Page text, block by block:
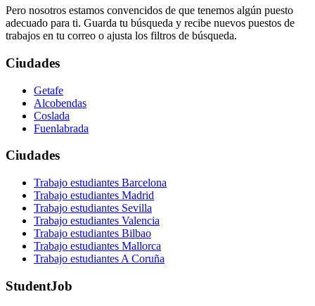
Pero nosotros estamos convencidos de que tenemos algún puesto
adecuado para ti. Guarda tu búsqueda y recibe nuevos puestos de
trabajos en tu correo o ajusta los filtros de búsqueda.
Ciudades
Getafe
Alcobendas
Coslada
Fuenlabrada
Ciudades
Trabajo estudiantes Barcelona
Trabajo estudiantes Madrid
Trabajo estudiantes Sevilla
Trabajo estudiantes Valencia
Trabajo estudiantes Bilbao
Trabajo estudiantes Mallorca
Trabajo estudiantes A Coruña
StudentJob